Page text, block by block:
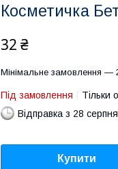
Косметичка
32 ₴
Мінімальне замовлення —
Під замовлення Тільки
Відправка з 28
Купити